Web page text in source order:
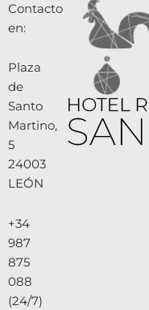
Contacto
en:
Plaza
de
Santo
Martino,
5
24003
LEÓN
+34
987
875
088
(24/7)